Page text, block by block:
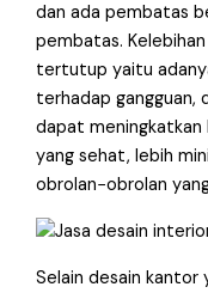
dan ada pembatas
pembatas.
tertutup yaitu
terhadap gangguan,
dapat meningkatkan
yang sehat, lebih
obrolan−obrolan
Selain desain